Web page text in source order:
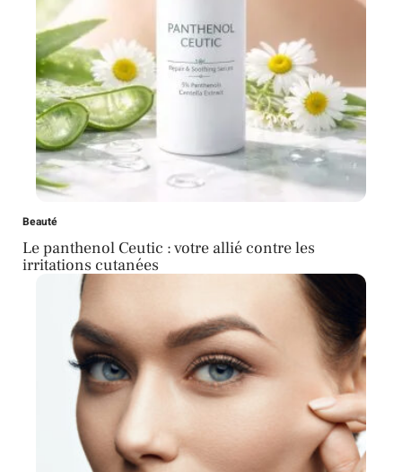
Beauté
Le panthenol Ceutic : votre allié contre les
irritations cutanées